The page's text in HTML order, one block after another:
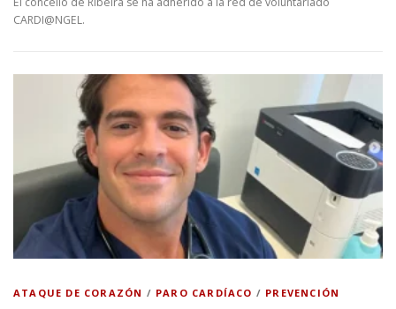
CARDI@NGEL.
ATAQUE DE CORAZÓN / PARO CARDÍACO / PREVENCIÓN